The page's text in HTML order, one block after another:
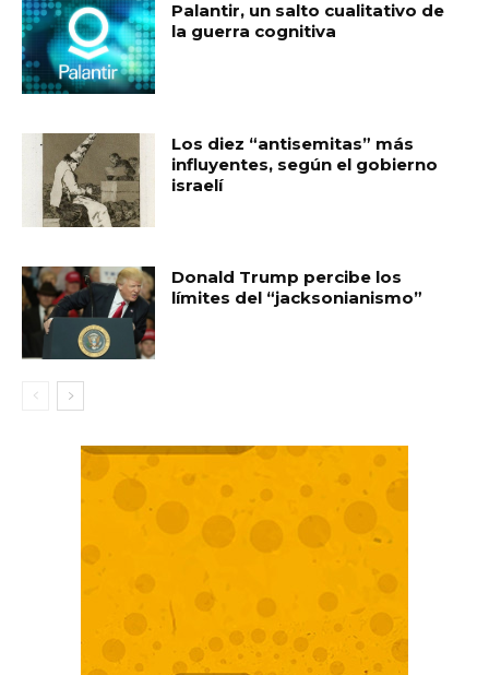
Palantir, un salto cualitativo de
la guerra cognitiva
Los diez “antisemitas” más
influyentes, según el gobierno
israelí
Donald Trump percibe los
límites del “jacksonianismo”